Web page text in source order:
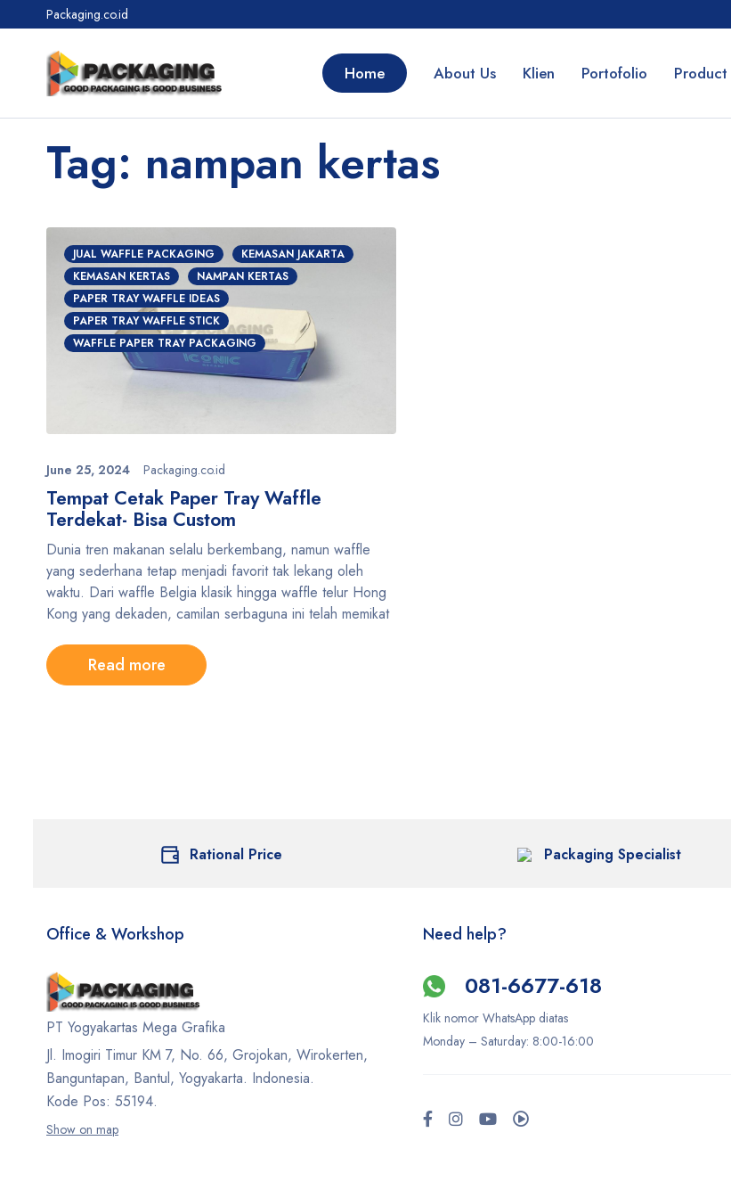
Packaging.co.id
Home About Us Klien Portofolio Product
Tag: nampan kertas
JUAL WAFFLE PACKAGING
KEMASAN JAKARTA
KEMASAN KERTAS
NAMPAN KERTAS
PAPER TRAY WAFFLE IDEAS
PAPER TRAY WAFFLE STICK
WAFFLE PAPER TRAY PACKAGING
June 25, 2024 Packaging.co.id
Tempat Cetak Paper Tray Waffle
Terdekat- Bisa Custom
Dunia tren makanan selalu berkembang, namun waffle
yang sederhana tetap menjadi favorit tak lekang oleh
waktu. Dari waffle Belgia klasik hingga waffle telur Hong
Kong yang dekaden, camilan serbaguna ini telah memikat
Read more
Rational Price Packaging Specialist
Office & Workshop
PT Yogyakartas Mega Grafika
Jl. Imogiri Timur KM 7, No. 66, Grojokan, Wirokerten,
Banguntapan, Bantul, Yogyakarta. Indonesia.
Kode Pos: 55194.
Show on map
Need help?
081-6677-618
Klik nomor WhatsApp diatas
Monday –Saturday: 8:00-16:00